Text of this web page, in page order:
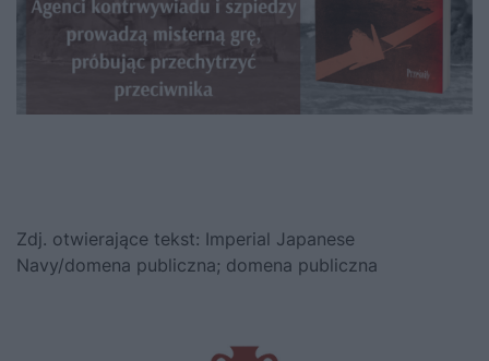
Zdj. otwierające tekst: Imperial Japanese
Navy/domena publiczna; domena publiczna